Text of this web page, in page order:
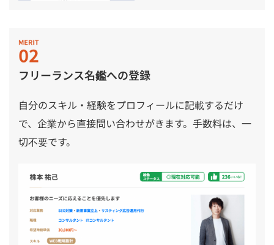
フリーランス名鑑への登録
自分のスキル・経験をプロフィールに記載するだけ
で、企業から直接問い合わせがきます。手数料は、一
切不要です。